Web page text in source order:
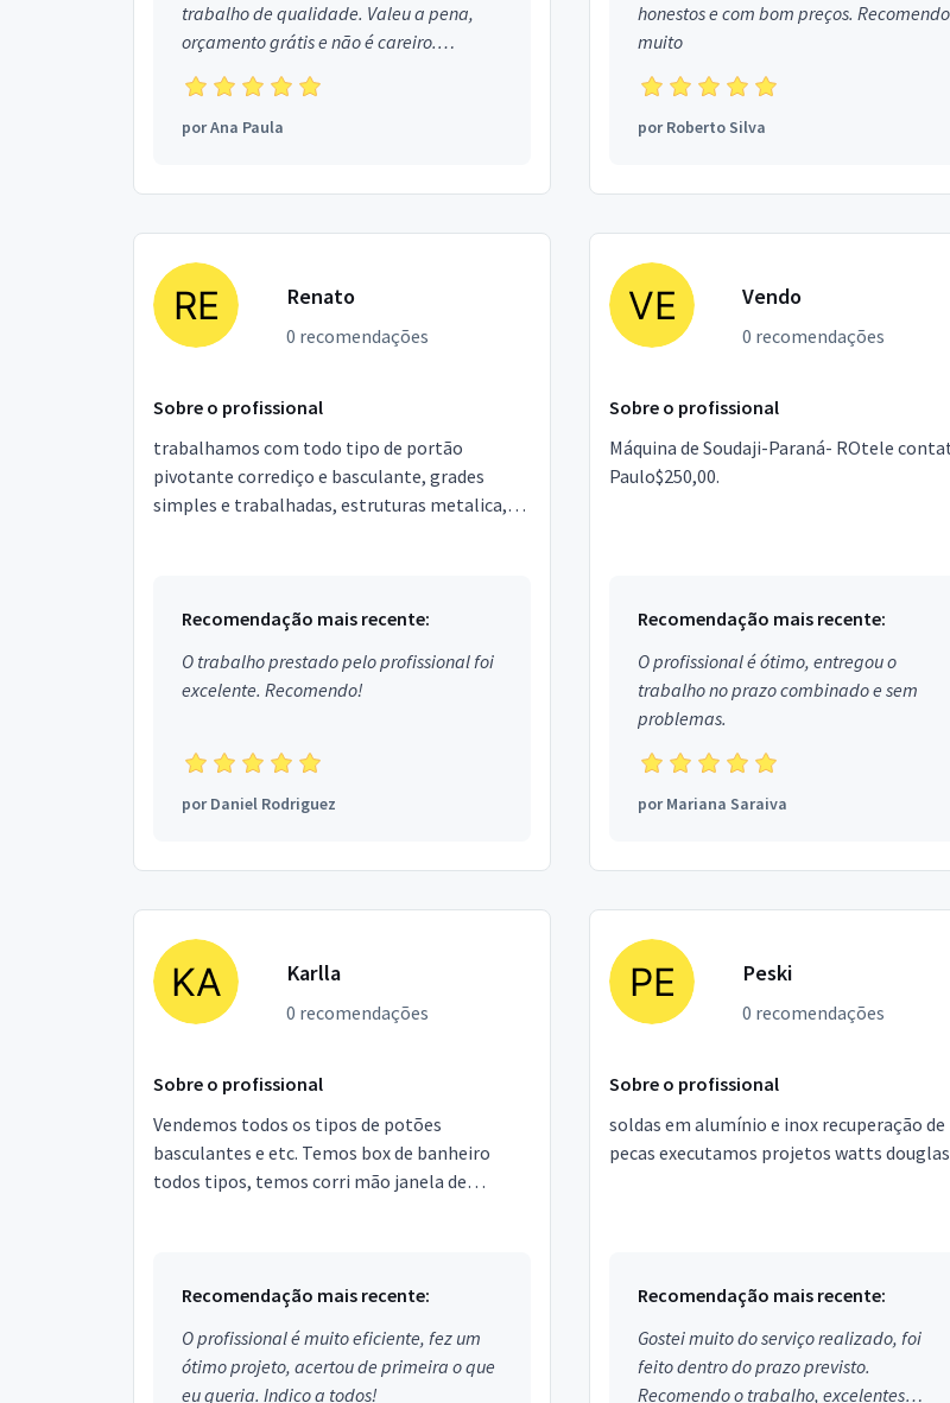
trabalho de qualidade. Valeu a pena,
orçamento grátis e não é careiro.
Obrigada!
porAna Paula
honestos e com bom preços. Recomendo
muito
porRoberto Silva
Renato
0 recomendações
Sobre o profissional
trabalhamos com todo tipo de portão
pivotante corrediço e basculante, grades
simples e trabalhadas, estruturas metalica,
Recomendação mais recente:
O trabalho prestado pelo profissional foi
excelente. Recomendo!
porDaniel Rodriguez
Vendo
0 recomendações
Sobre o profissional
Máquina de Soudaji-Paraná- ROtele
Paulo$250,00.
Recomendação mais recente:
O profissional é ótimo, entregou o
trabalho no prazo combinado e sem
problemas.
porMariana Saraiva
Karlla
0 recomendações
Sobre o profissional
Vendemos todos os tipos de potões
basculantes e etc. Temos box de banheiro
todos tipos, temos corri mão janela de
Recomendação mais recente:
O profissional é muito eficiente, fez um
ótimo projeto, acertou de primeira o que
eu queria. Indico a todos!
Peski
0 recomendações
Sobre o profissional
soldas em alumínio e inox recuperação de
pecas executamos projetos watts douglas
Recomendação mais recente:
Gostei muito do serviço realizado, foi
feito dentro do prazo previsto.
Recomendo o trabalho, excelentes